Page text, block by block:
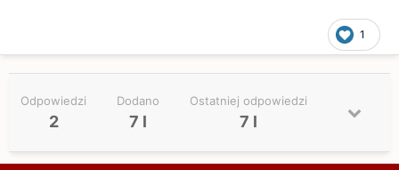
1
Odpowiedzi
2
Dodano
7 l
Ostatniej odpowiedzi
7 l